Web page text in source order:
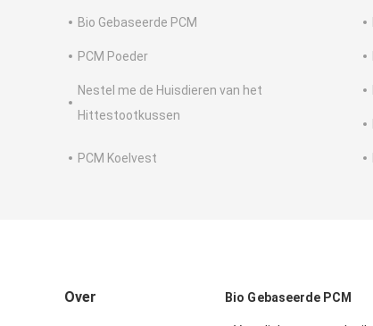
Bio Gebaseerde PCM
PCM Poeder
Nestel me de Huisdieren van het
Hittestootkussen
PCM Koelvest
Over Bio Gebaseerde PCM